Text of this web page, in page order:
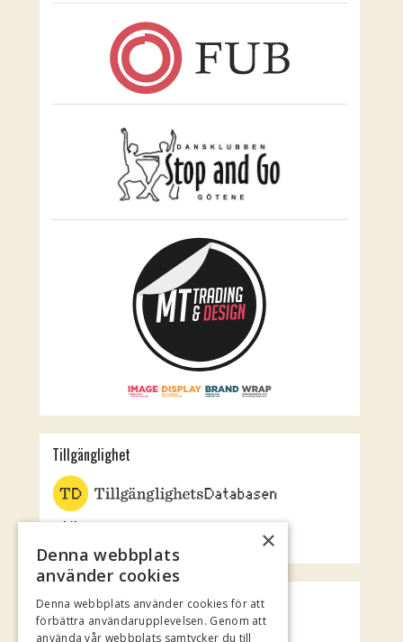
Tillgänglighet
Jubileumsteatern
Spotify Playlist
×
Denna webbplats
använder cookies
Denna webbplats använder cookies för att
förbättra användarupplevelsen. Genom att
använda vår webbplats samtycker du till